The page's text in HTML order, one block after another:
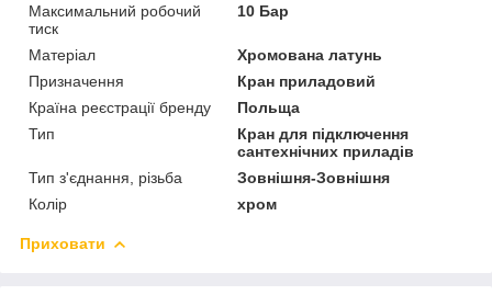
Максимальний робочий
тиск
10 Бар
Матеріал
Хромована латунь
Призначення
Кран приладовий
Країна реєстрації бренду
Польща
Тип
Кран для підключення
сантехнічних приладів
Тип з'єднання, різьба
Зовнішня-Зовнішня
Колір
хром
Приховати